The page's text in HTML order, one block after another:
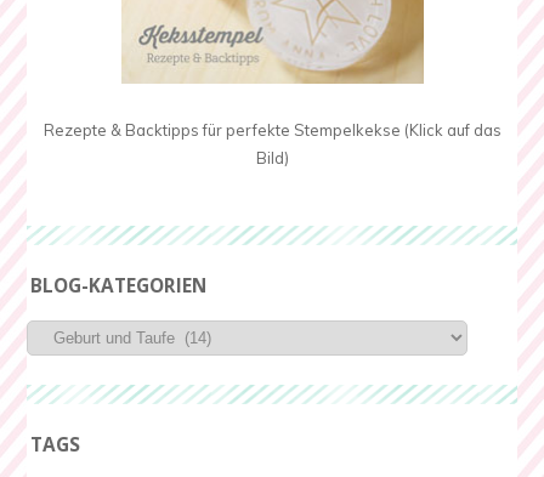
Rezepte & Backtipps für perfekte Stempelkekse (Klick auf das
Bild)
BLOG-KATEGORIEN
Blog-
Kategorien
TAGS